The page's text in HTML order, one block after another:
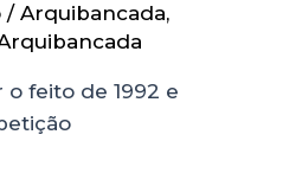
/ Arquibancada,
feito de 1992 e